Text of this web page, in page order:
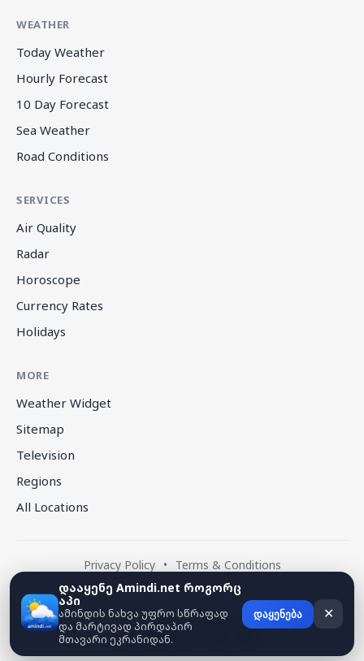
WEATHER
Today Weather
Hourly Forecast
10 Day Forecast
Sea Weather
Road Conditions
SERVICES
Air Quality
Radar
Horoscope
Currency Rates
Holidays
MORE
Weather Widget
Sitemap
Television
Regions
All Locations
Privacy Policy • Terms & Conditions
© 2026 amindi.net — All rights reserved.
დააყენე Amindi.net როგორც
აპი
ამინდის ნახვა უფრო სწრაფად
და მარტივად პირდაპირ
მთავარი ეკრანიდან.
დაყენება ✕